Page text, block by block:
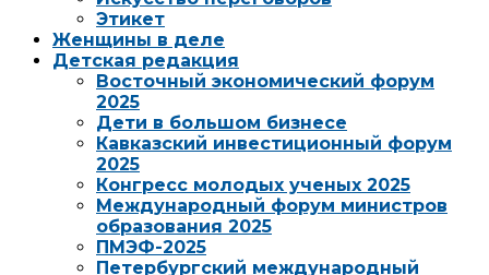
Этикет
Женщины в деле
Детская редакция
Восточный экономический форум
2025
Дети в большом бизнесе
Кавказский инвестиционный форум
2025
Конгресс молодых ученых 2025
Международный форум министров
образования 2025
ПМЭФ-2025
Петербургский международный